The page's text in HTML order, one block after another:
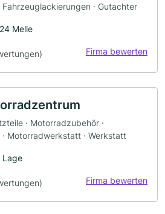
· Gutachter
Melle
Firma bewerten
· Motorradzubehör ·
Motorradwerkstatt · Werkstatt
Lage
Firma bewerten